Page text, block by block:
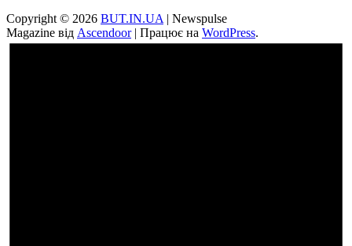
Copyright © 2026 BUT.IN.UA | Newspulse
Magazine від Ascendoor| Працює на WordPress.